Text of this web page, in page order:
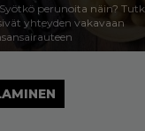
Syötkö perunoita näin?
yhteyden vakavaan